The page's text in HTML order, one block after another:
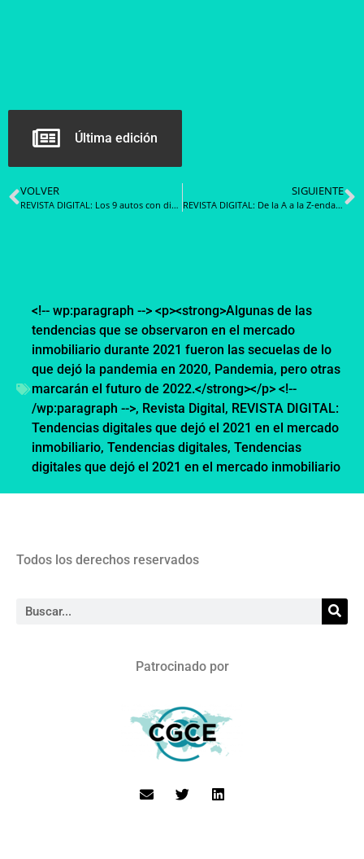
Última edición
VOLVER
REVISTA DIGITAL: Los 9 autos con diseños más disruptivos e innovadores de 2021
SIGUIENTE
REVISTA DIGITAL: De la A a la Z-endaya: las mejores tendencias de celebridades en la alfombra roja este 2021
<!-- wp:paragraph --> <p><strong>Algunas de las
tendencias que se observaron en el mercado
inmobiliario durante 2021 fueron las secuelas de lo
que dejó la pandemia en 2020, Pandemia, pero otras
marcarán el futuro de 2022.</strong></p> <!--
/wp:paragraph -->, Revista Digital , REVISTA DIGITAL:
Tendencias digitales que dejó el 2021 en el mercado
inmobiliario, Tendencias digitales, Tendencias
digitales que dejó el 2021 en el mercado inmobiliario
Todos los derechos reservados
Patrocinado por